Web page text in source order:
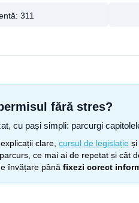
311
fără stres?
cu pași simpli: parcurgi
explicații clare, cursul de legislație și
ce mai ai de repetat și cât
învățare până fixezi corect